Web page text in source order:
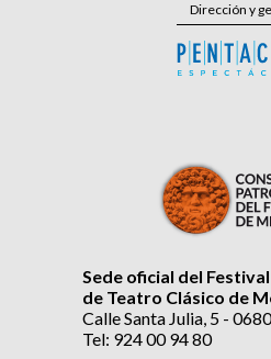
Dirección y
Sede oficial del
de Teatro Clásico de
Calle Santa Julia, 5 -
Tel: 924 00 94 80